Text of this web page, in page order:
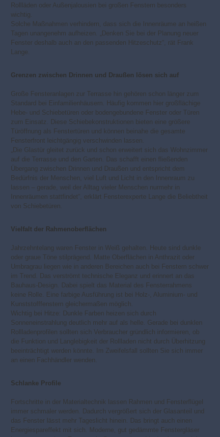
Rollläden oder Außenjalousien bei großen Fenstern besonders
wichtig.
Solche Maßnahmen verhindern, dass sich die Innenräume an heißen
Tagen unangenehm aufheizen. „Denken Sie bei der Planung neuer
Fenster deshalb auch an den passenden Hitzeschutz“, rät Frank
Lange.
Grenzen zwischen Drinnen und Draußen lösen sich auf
Große Fensteranlagen zur Terrasse hin gehören schon länger zum
Standard bei Einfamilienhäusern. Häufig kommen hier großflächige
Hebe- und Schiebetüren oder bodengebundene Fenster oder Türen
zum Einsatz. Diese Schiebekonstruktionen bieten eine größere
Türöffnung als Fenstertüren und können beinahe die gesamte
Fensterfront leichtgängig verschwinden lassen.
„Die Glastür gleitet zurück und schon erweitert sich das Wohnzimmer
auf die Terrasse und den Garten. Das schafft einen fließenden
Übergang zwischen Drinnen und Draußen und entspricht dem
Bedürfnis der Menschen, viel Luft und Licht in den Innenraum zu
lassen – gerade, weil der Alltag vieler Menschen nurmehr in
Innenräumen stattfindet“, erklärt Fensterexperte Lange die Beliebtheit
von Schiebetüren.
Vielfalt der Rahmenoberflächen
Jahrzehntelang waren Fenster in Weiß gehalten. Heute sind dunkle
oder graue Töne stilprägend. Matte Oberflächen in Anthrazit oder
Umbragrau liegen wie in anderen Bereichen auch bei Fenstern schwer
im Trend. Das verströmt technische Eleganz und erinnert an das
Bauhaus-Design. Dabei spielt das Material des Fensterrahmens
keine Rolle. Eine farbige Ausführung ist bei Holz-, Aluminium- und
Kunststofffenstern gleichermaßen möglich.
Wichtig bei Hitze: Dunkle Farben heizen sich durch
Sonneneinstrahlung deutlich mehr auf als helle. Gerade bei dunklen
Rollladenprofilen sollten sich Verbraucher gründlich informieren, ob
die Funktion und Langlebigkeit der Rollladen nicht durch Überhitzung
beeinträchtigt werden könnte. Im Zweifelsfall sollten Sie sich immer
an einen Fachhändler wenden.
Schlanke Profile
Fortschritte in der Materialtechnik lassen Rahmen und Fensterflügel
immer schmaler werden. Dadurch vergrößert sich der Glasanteil und
das Fenster lässt mehr Tageslicht hinein. Das bringt auch einen
Energiespareffekt mit sich. Moderne, gut gedämmte Fenstergläser